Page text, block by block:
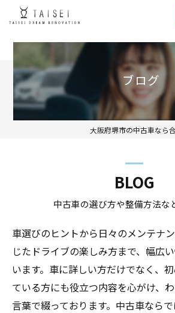
ブログ
大阪府堺市の中古車なら
BLOG
中古車の選び方や整備方法な
車選びのヒントから日々のメンテナ
じたドライブの楽しみ方まで、幅広
います。車に詳しい方だけでなく、
ている方にも役立つ内容を心がけ、
言葉で綴っております。中古車なら